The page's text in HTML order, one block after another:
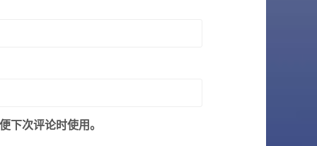
下次评论时使用。